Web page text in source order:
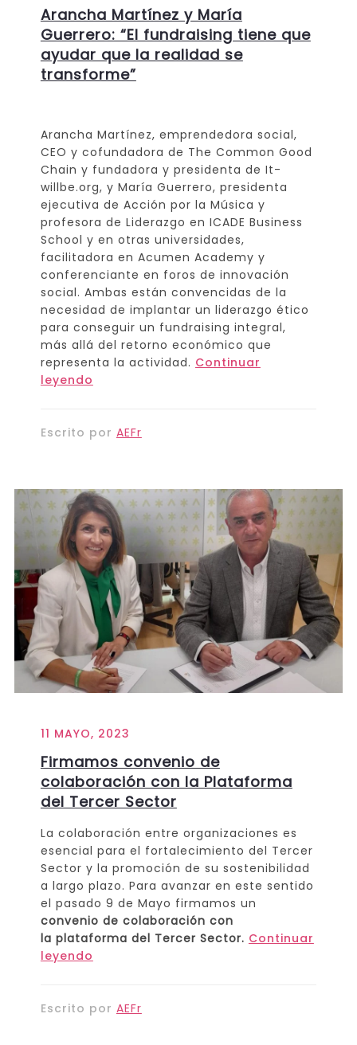
Arancha Martínez y María
Guerrero: “El fundraising tiene que
ayudar que la realidad se
transforme”
Arancha Martínez, emprendedora social,
CEO y cofundadora de The Common Good
Chain y fundadora y presidenta de It-
willbe.org, y María Guerrero, presidenta
ejecutiva de Acción por la Música y
profesora de Liderazgo en ICADE Business
School y en otras universidades,
facilitadora en Acumen Academy y
conferenciante en foros de innovación
social. Ambas están convencidas de la
necesidad de implantar un liderazgo ético
para conseguir un fundraising integral,
más allá del retorno económico que
representa la actividad. Continuar
leyendo
Escrito por AEFr
11 MAYO, 2023
Firmamos convenio de
colaboración con la Plataforma
del Tercer Sector
La colaboración entre organizaciones es
esencial para el fortalecimiento del Tercer
Sector y la promoción de su sostenibilidad
a largo plazo. Para avanzar en este sentido
el pasado 9 de Mayo firmamos un
convenio de colaboración con
la plataforma del Tercer Sector. Continuar
leyendo
Escrito por AEFr